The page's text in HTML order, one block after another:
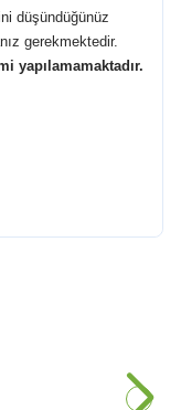
düşündüğünüz
gerekmektedir.
yapılamamaktadır.